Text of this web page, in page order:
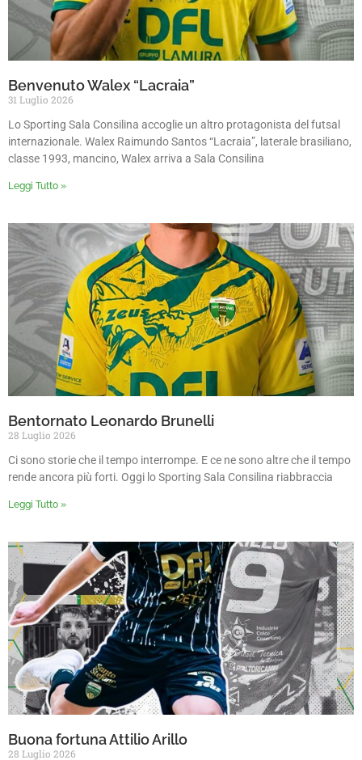
Benvenuto Walex “Lacraia”
31 Luglio 2026
Lo Sporting Sala Consilina accoglie un altro protagonista del futsal
internazionale. Walex Raimundo Santos “Lacraia”, laterale brasiliano,
classe 1993, mancino, Walex arriva a Sala Consilina
Leggi Tutto »
Bentornato Leonardo Brunelli
28 Luglio 2026
Ci sono storie che il tempo interrompe. E ce ne sono altre che il tempo
rende ancora più forti. Oggi lo Sporting Sala Consilina riabbraccia
Leggi Tutto »
Buona fortuna Attilio Arillo
28 Luglio 2026